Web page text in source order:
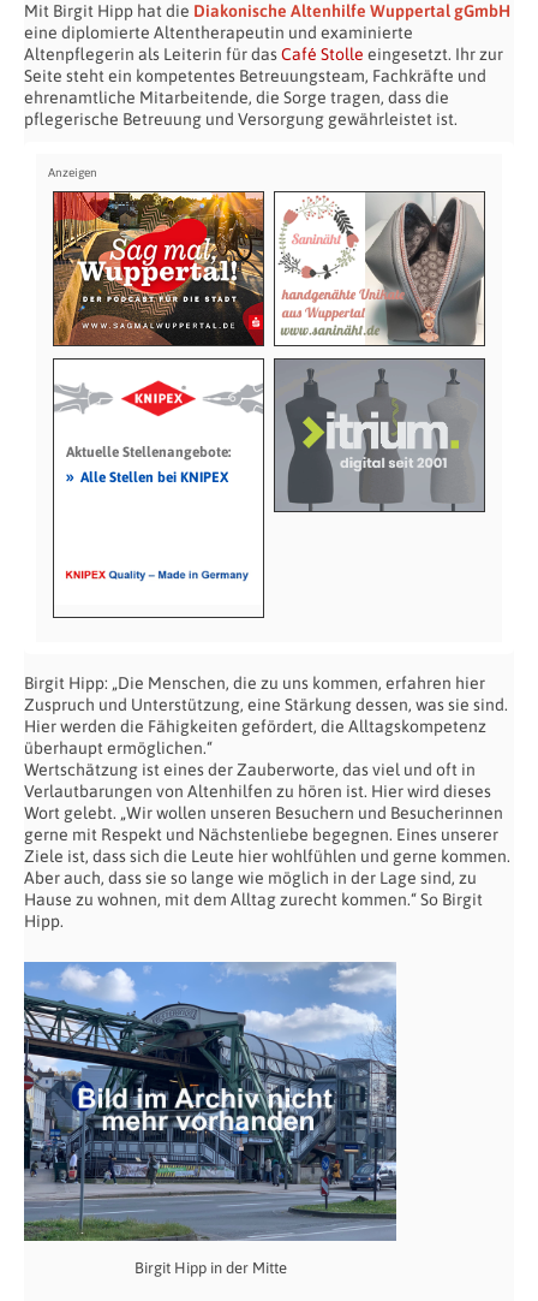
Mit Birgit Hipp hat die Diakonische Altenhilfe Wuppertal gGmbH
eine diplomierte Altentherapeutin und examinierte
Altenpflegerin als Leiterin für dasCafé Stolle eingesetzt. Ihr zur
Seite steht ein kompetentes Betreuungsteam, Fachkräfte und
ehrenamtliche Mitarbeitende, die Sorge tragen, dass die
pflegerische Betreuung und Versorgung gewährleistet ist.
Aktuelle Stellenangebote:
» Alle Stellen bei KNIPEX
Birgit Hipp: „Die Menschen, die zu uns kommen, erfahren hier
Zuspruch und Unterstützung, eine Stärkung dessen, was sie sind.
Hier werden die Fähigkeiten gefördert, die Alltagskompetenz
überhaupt ermöglichen.“
Wertschätzung ist eines der Zauberworte, das viel und oft in
Verlautbarungen von Altenhilfen zu hören ist. Hier wird dieses
Wort gelebt. „Wir wollen unseren Besuchern und Besucherinnen
gerne mit Respekt und Nächstenliebe begegnen. Eines unserer
Ziele ist, dass sich die Leute hier wohlfühlen und gerne kommen.
Aber auch, dass sie so lange wie möglich in der Lage sind, zu
Hause zu wohnen, mit dem Alltag zurecht kommen.“ So Birgit
Hipp.
Birgit Hipp in der Mitte